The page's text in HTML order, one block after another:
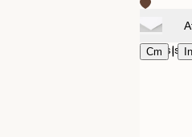
Cm | In